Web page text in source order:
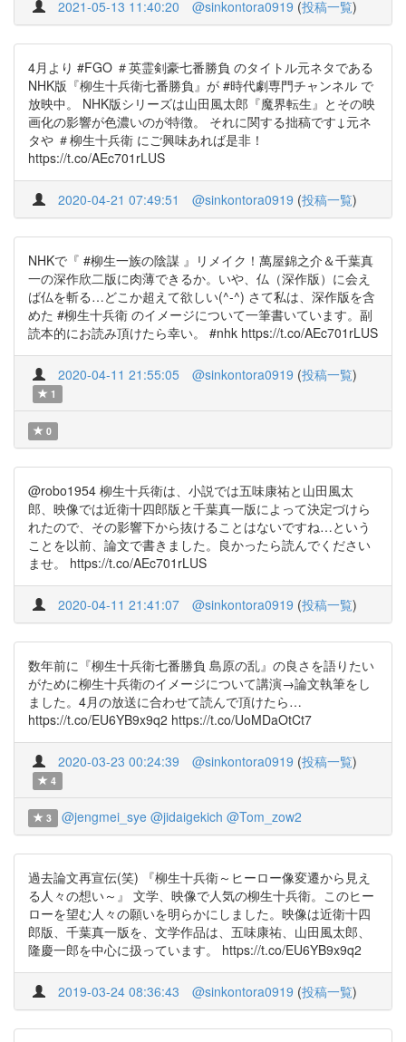
2021-05-13 11:40:20 @sinkontora0919 (投稿一覧)
4月より #FGO ＃英霊剣豪七番勝負 のタイトル元ネタである
NHK版『柳生十兵衛七番勝負』が #時代劇専門チャンネル で
放映中。 NHK版シリーズは山田風太郎『魔界転生』とその映
画化の影響が色濃いのが特徴。 それに関する拙稿です↓元ネ
タや ＃柳生十兵衛 にご興味あれば是非！
https://t.co/AEc701rLUS
2020-04-21 07:49:51 @sinkontora0919 (投稿一覧)
NHKで『 #柳生一族の陰謀 』リメイク！萬屋錦之介＆千葉真
一の深作欣二版に肉薄できるか。いや、仏（深作版）に会え
ば仏を斬る…どこか超えて欲しい(^-^) さて私は、深作版を含
めた #柳生十兵衛 のイメージについて一筆書いています。副
読本的にお読み頂けたら幸い。 #nhk https://t.co/AEc701rLUS
2020-04-11 21:55:05 @sinkontora0919 (投稿一覧)
1
0
@robo1954 柳生十兵衛は、小説では五味康祐と山田風太
郎、映像では近衛十四郎版と千葉真一版によって決定づけら
れたので、その影響下から抜けることはないですね…という
ことを以前、論文で書きました。良かったら読んでください
ませ。 https://t.co/AEc701rLUS
2020-04-11 21:41:07 @sinkontora0919 (投稿一覧)
数年前に『柳生十兵衛七番勝負 島原の乱』の良さを語りたい
がために柳生十兵衛のイメージについて講演→論文執筆をし
ました。4月の放送に合わせて読んで頂けたら…
https://t.co/EU6YB9x9q2 https://t.co/UoMDaOtCt7
2020-03-23 00:24:39 @sinkontora0919 (投稿一覧)
4
3 @jengmei_sye @jidaigekich @Tom_zow2
過去論文再宣伝(笑) 『柳生十兵衛～ヒーロー像変遷から見え
る人々の想い～』 文学、映像で人気の柳生十兵衛。このヒー
ローを望む人々の願いを明らかにしました。映像は近衛十四
郎版、千葉真一版を、文学作品は、五味康祐、山田風太郎、
隆慶一郎を中心に扱っています。 https://t.co/EU6YB9x9q2
2019-03-24 08:36:43 @sinkontora0919 (投稿一覧)